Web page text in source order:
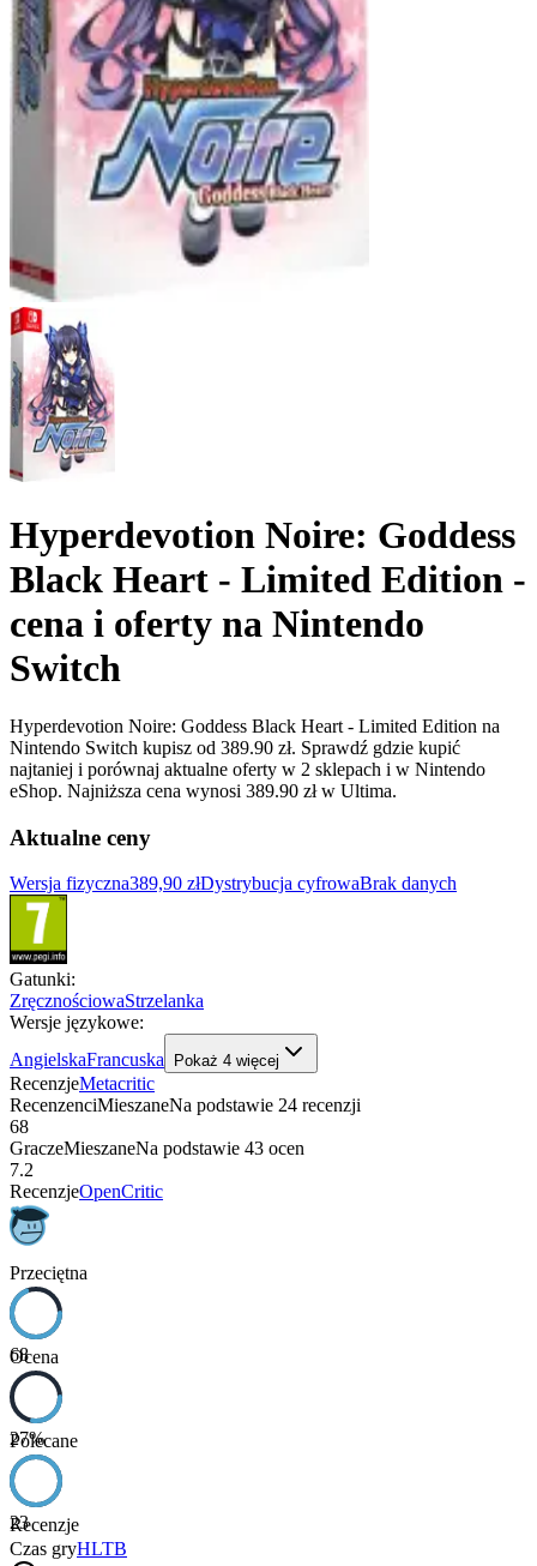
Hyperdevotion Noire: Goddess
Black Heart - Limited Edition -
cena i oferty na Nintendo
Switch
Hyperdevotion Noire: Goddess Black Heart - Limited Edition na
Nintendo Switch kupisz od 389.90 zł. Sprawdź gdzie kupić
najtaniej i porównaj aktualne oferty w 2 sklepach i w Nintendo
eShop. Najniższa cena wynosi 389.90 zł w Ultima.
Aktualne ceny
Wersja fizyczna389,90 złDystrybucja cyfrowaBrak danych
Gatunki:
ZręcznościowaStrzelanka
Wersje językowe:
AngielskaFrancuska Pokaż 4 więcej
RecenzjeMetacritic
RecenzenciMieszaneNa podstawie 24 recenzji
68
GraczeMieszaneNa podstawie 43 ocen
7.2
RecenzjeOpenCritic
Przeciętna
68
Ocena
27%
Polecane
23
Recenzje
Czas gryHLTB